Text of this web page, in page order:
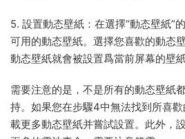
5. 設置動态壁紙：在選擇“動态壁紙”
可用的動态壁紙。選擇您喜歡的動态
動态壁紙就會被設置爲當前屏幕的壁紙
需要注意的是，不是所有的動态壁紙
持。如果您在步驟4中無法找到所喜
載更多動态壁紙并嘗試設置。此外，